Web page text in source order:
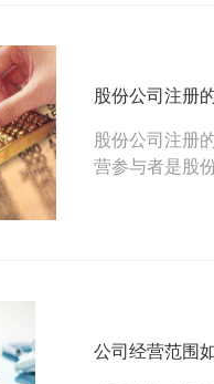
股份公司注册
股份公司注册
营参与者是股
公司经营范围